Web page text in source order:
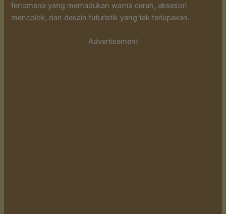
fenomena yang memadukan warna cerah, aksesori
mencolok, dan desain futuristik yang tak terlupakan.
Advertisement